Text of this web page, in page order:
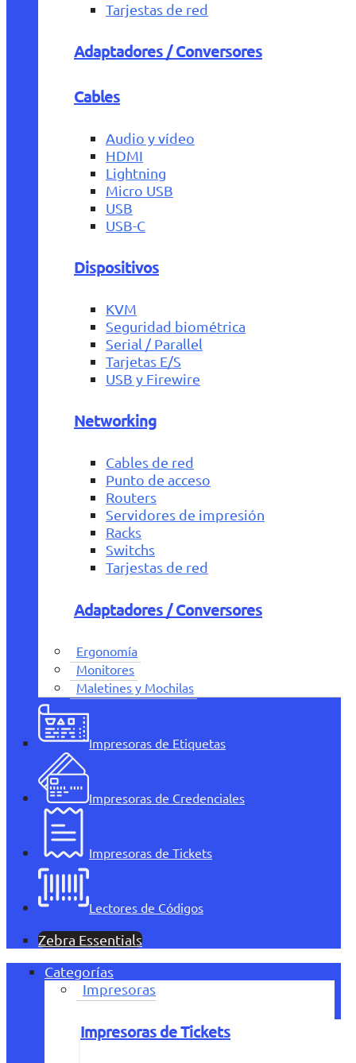
Tarjestas de red
Adaptadores / Conversores
Cables
Audio y vídeo
HDMI
Lightning
Micro USB
USB
USB-C
Dispositivos
KVM
Seguridad biométrica
Serial / Parallel
Tarjetas E/S
USB y Firewire
Networking
Cables de red
Punto de acceso
Routers
Servidores de impresión
Racks
Switchs
Tarjestas de red
Adaptadores / Conversores
Ergonomía
Monitores
Maletines y Mochilas
Impresoras de Etiquetas
Impresoras de Credenciales
Impresoras de Tickets
Lectores de Códigos
Zebra Essentials
Categorías
Impresoras
Impresoras de Tickets